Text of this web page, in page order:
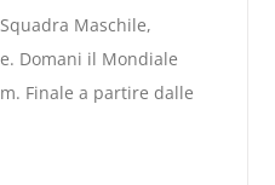
Archetti e Francesco
Di bronzo Gerri
Maschile,
Domani il Mondiale
Finale a partire dalle